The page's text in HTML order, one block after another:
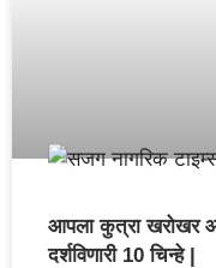
आपला कुत्रा खरोखर
दर्शविणारी 10 चिन्हे |